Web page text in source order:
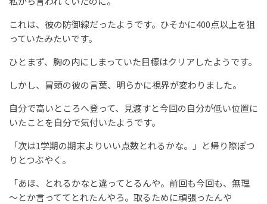
これは、彼の防御線だったようです。ひそかに400点以上を狙
っていたみたいです。
ひとまず、胸の内にしまっていた目標はクリアしたようです。
しかし、冒頭の彼の言葉、明らかに視界が変わりました。
自分で高いところへ登って、見渡すと今回の自分が低い位置に
いたことを自分で気付いたようです。
「次は1学期の期末よりいい点数とれるかな。」と帰り際ぽつ
りとつぶやく。
「あほ、とれるかなと違ってとるんや。前回も今回も、無理
～とか言っててとれたんやろ。取るために頑張ったんや